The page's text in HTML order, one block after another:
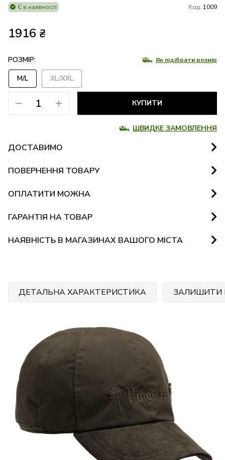
Є в наявності Код: 1009
1916 ₴
РОЗМІР: Як підібрати розмір
M/L XL/XXL
КУПИТИ
ШВИДКЕ ЗАМОВЛЕННЯ
ДОСТАВИМО
ПОВЕРНЕННЯ ТОВАРУ
ОПЛАТИТИ МОЖНА
ГАРАНТІЯ НА ТОВАР
НАЯВНІСТЬ В МАГАЗИНАХ ВАШОГО МІСТА
ДЕТАЛЬНА ХАРАКТЕРИСТИКА ЗАЛИШИТИ